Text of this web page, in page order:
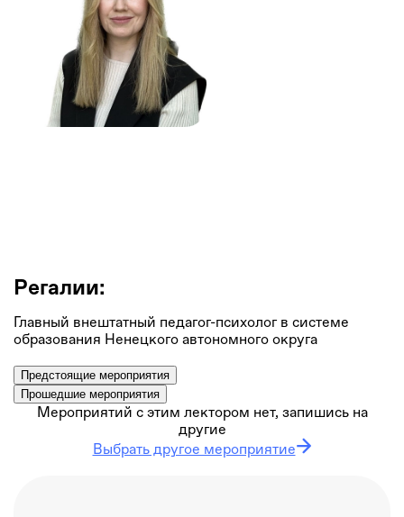
Регалии:
Главный внештатный педагог-психолог в системе
образования Ненецкого автономного округа
Предстоящие мероприятия
Прошедшие мероприятия
Мероприятий с этим лектором нет, запишись на
другие
Выбрать другое мероприятие